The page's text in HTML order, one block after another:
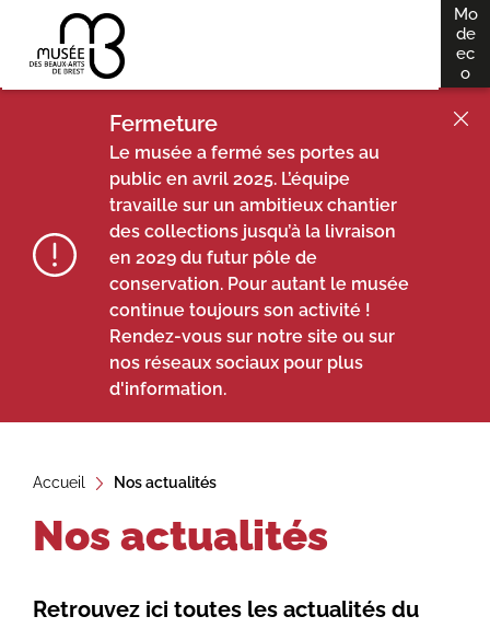
e
r
a
u
c
o
n
t
e
n
u
Mo
de
ec
o
Fermeture
Le musée a fermé ses portes au
public en avril 2025. L’équipe
travaille sur un ambitieux chantier
des collections jusqu’à la livraison
en 2029 du futur pôle de
conservation. Pour autant le musée
continue toujours son activité !
Rendez-vous sur notre site ou sur
nos réseaux sociaux pour plus
d'information.
Accueil Nos actualités
Nos actualités
Retrouvez ici toutes les actualités du